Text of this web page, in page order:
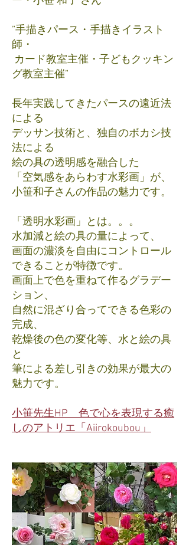
”手描きパース・手描きイラスト
師・
カード教室主催・子どもクッキン
グ教室主催”
長年実践してきたパースの遠近法
による
デッサン技術と、独自のボカシ技
法による
絵の具の透明感を融合した
「空気感をあらわす水彩画」が、
小笹和子さんの作品の魅力です。
「透明水彩画」とは。。。
水加減と絵の具の量によって、
画面の濃淡を自由にコントロール
できることが特徴です。
画面上で色を重ねて作るグラデー
ション、
自然に混ざり合ってできる色彩の
完成、
乾燥後の色の変化等、水と絵の具
と
筆による差し引きの効果が最大の
魅力です。
小笹先生HP 色で心を表現する癒
しのアトリエ「Aiirokoubou」